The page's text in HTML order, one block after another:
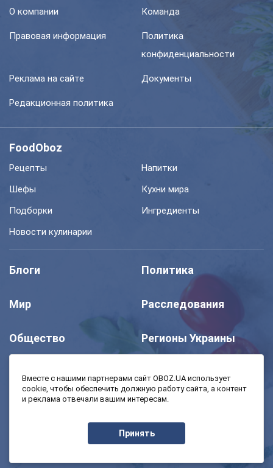
О компании Команда
Правовая информация
Политика
конфиденциальности
Реклама на сайте Документы
Редакционная политика
FoodOboz
Рецепты
Напитки
Шефы
Кухни мира
Подборки
Ингредиенты
Новости кулинарии
Блоги Политика
Мир Расследования
Общество Регионы Украины
Моя школа Авто
Экономика
Вместе с нашими партнерами сайт OBOZ.UA использует
cookie, чтобы обеспечить должную работу сайта, а контент
и реклама отвечали вашим интересам.
Принять